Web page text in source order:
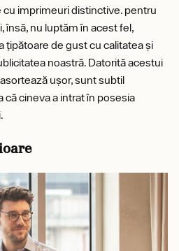
cu imprimeuri distinctive. pentru
însă, nu luptăm în acest fel,
țipătoare de gust cu calitatea și
noastră. Datorită acestui
ușor, sunt subtil
că cineva a intrat în posesia